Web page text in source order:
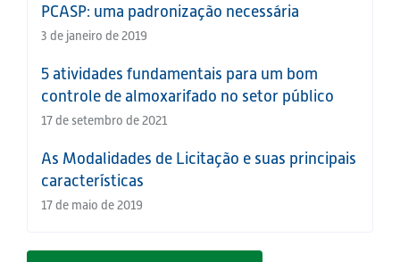
PCASP: uma padronização necessária
3 de janeiro de 2019
5 atividades fundamentais para um bom
controle de almoxarifado no setor público
17 de setembro de 2021
As Modalidades de Licitação e suas principais
características
17 de maio de 2019